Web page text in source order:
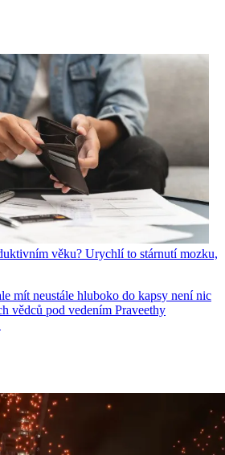
věku? Urychlí to stárnutí mozku,
mít neustále hluboko do kapsy není nic
vědců pod vedením Praveethy